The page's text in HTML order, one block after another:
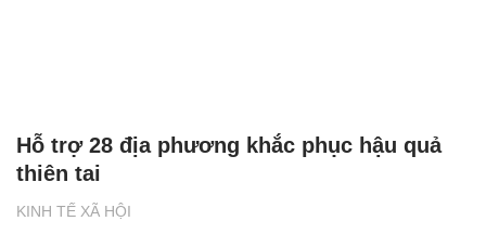
KINH TẾ XÃ HỘI
Hỗ trợ 28 địa phương khắc phục hậu quả
thiên tai